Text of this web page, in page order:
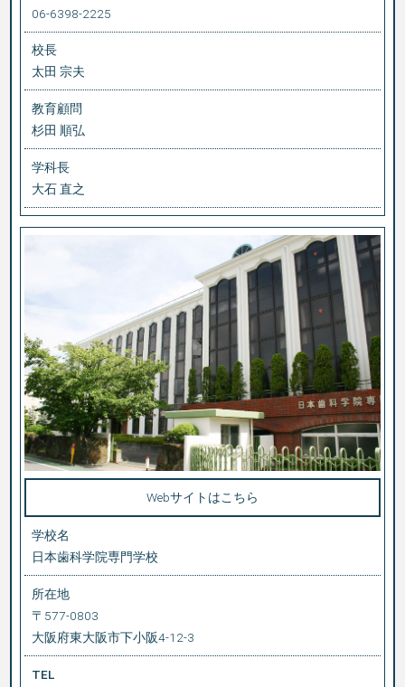
06-6398-2225
校長
太田 宗夫
教育顧問
杉田 順弘
学科長
大石 直之
Webサイトはこちら
学校名
日本歯科学院専門学校
所在地
〒577-0803
大阪府東大阪市下小阪4-12-3
TEL